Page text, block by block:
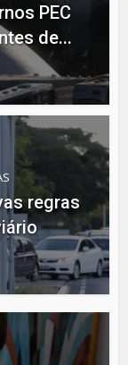
PEC
de...
regras